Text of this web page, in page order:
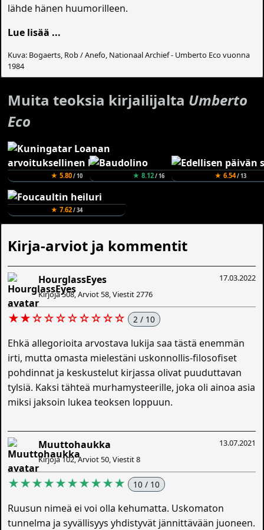
lähde hänen huumorilleen.
Lue lisää ...
Kuva: Bogaerts, Rob / Anefo, Nationaal Archief - Umberto Eco vuonna
1984
Muita teoksia kirjailijalta Umberto
Eco
★ 5.80/ 10 ★ 8.12/ 16 ★ 6.54/ 13
★ 7.62/ 34
Kirja-arviot ja kommentit
17.03.2022
HourglassEyes
Kirjoja 508, Arviot 58, Viestit 2776
★★☆☆☆☆☆☆☆☆ 2 / 10
Ehkä allegorioita arvostava lukija saa tästä enemmän
irti, mutta omasta mielestäni uskonnollis-filosofiset
pohdinnat ja keskustelut kirjassa olivat puuduttavan
tylsiä. Kaksi tähteä murhamysteerille, joka oli ainoa asia
miksi jaksoin lukea teoksen loppuun.
13.07.2021
Muuttohaukka
Kirjoja 102, Arviot 50, Viestit 8
★★★★★★★★★★ 10 / 10
Ruusun nimeä ei voi olla kehumatta. Uskomaton
tunnelma ja syvällisyys yhdistyvät jännittävään juoneen.